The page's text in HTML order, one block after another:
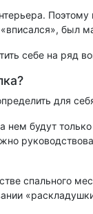
Поэтому
был
себе на ряд
для
нем будут
спального